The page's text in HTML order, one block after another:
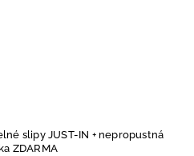
slipy JUST-IN + nepropustná
ZDARMA